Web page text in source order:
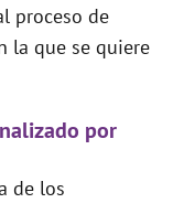
proceso de
la que se quiere
por
de los